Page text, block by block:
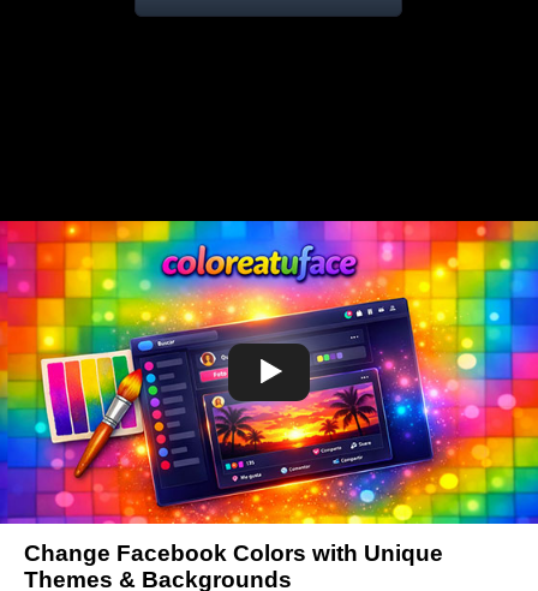
Change Facebook Colors with Unique
Themes & Backgrounds